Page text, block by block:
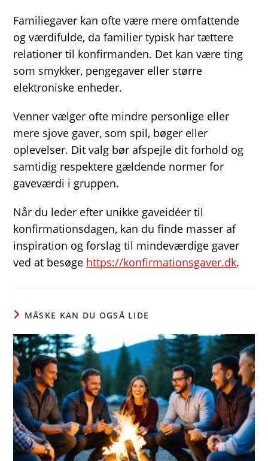
Familiegaver kan ofte være mere omfattende
og værdifulde, da familier typisk har tættere
relationer til konfirmanden. Det kan være ting
som smykker, pengegaver eller større
elektroniske enheder.
Venner vælger ofte mindre personlige eller
mere sjove gaver, som spil, bøger eller
oplevelser. Dit valg bør afspejle dit forhold og
samtidig respektere gældende normer for
gaveværdi i gruppen.
Når du leder efter unikke gaveidéer til
konfirmationsdagen, kan du finde masser af
inspiration og forslag til mindeværdige gaver
ved at besøge https://konfirmationsgaver.dk.
MÅSKE KAN DU OGSÅ LIDE